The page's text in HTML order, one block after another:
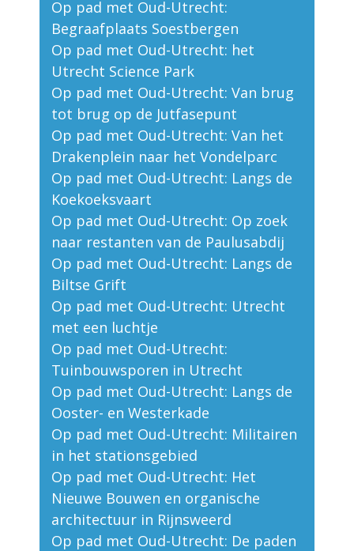
Op pad met Oud-Utrecht:
Begraafplaats Soestbergen
Op pad met Oud-Utrecht: het
Utrecht Science Park
Op pad met Oud-Utrecht: Van brug
tot brug op de Jutfasepunt
Op pad met Oud-Utrecht: Van het
Drakenplein naar het Vondelparc
Op pad met Oud-Utrecht: Langs de
Koekoeksvaart
Op pad met Oud-Utrecht: Op zoek
naar restanten van de Paulusabdij
Op pad met Oud-Utrecht: Langs de
Biltse Grift
Op pad met Oud-Utrecht: Utrecht
met een luchtje
Op pad met Oud-Utrecht:
Tuinbouwsporen in Utrecht
Op pad met Oud-Utrecht: Langs de
Ooster- en Westerkade
Op pad met Oud-Utrecht: Militairen
in het stationsgebied
Op pad met Oud-Utrecht: Het
Nieuwe Bouwen en organische
architectuur in Rijnsweerd
Op pad met Oud-Utrecht: De paden